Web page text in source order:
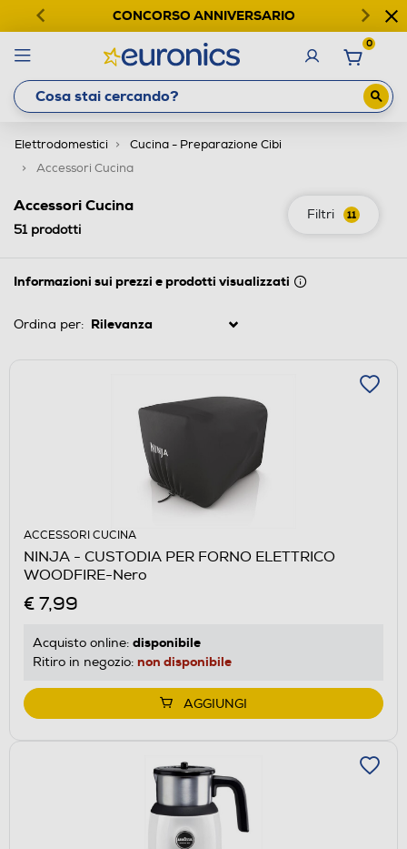
CONCORSO ANNIVERSARIO
0
Elettrodomestici
Cucina - Preparazione Cibi
Accessori Cucina
Filtri 11
Accessori Cucina
51prodotti
Informazioni sui prezzi e prodotti visualizzati
Ordina per:
ACCESSORI CUCINA
NINJA - CUSTODIA PER FORNO ELETTRICO
WOODFIRE-Nero
€ 7,99
Acquisto online: disponibile
Ritiro in negozio: non disponibile
AGGIUNGI